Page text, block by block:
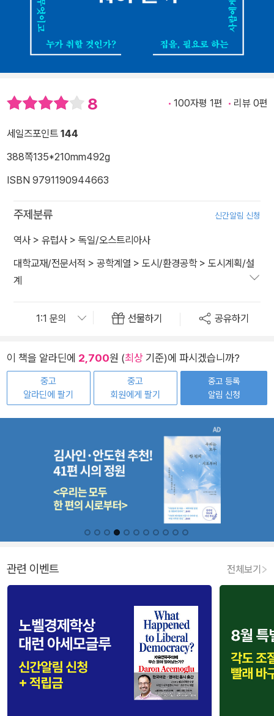
8 100자평 1편 리뷰 0편
세일즈포인트 144
388쪽135*210mm492g
ISBN 9791190944663
주제분류 신간알림 신청
역사 > 유럽사 > 독일/오스트리아사
대학교재/전문서적 > 공학계열 > 도시/환경공학> 도시계획/설
계
선물하기 공유하기
이 책을 알라딘에 2,700원 (최상 기준)에 파시겠습니까?
중고
알라딘에 팔기
중고
회원에게 팔기
중고 등록
알림 신청
관련 이벤트 전체보기